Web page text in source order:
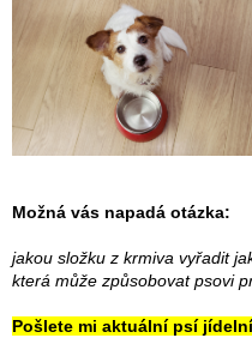
Možná vás napadá otázka:
jakou složku z krmiva vyřadit
která může způsobovat psovi
Pošlete mi aktuální psí